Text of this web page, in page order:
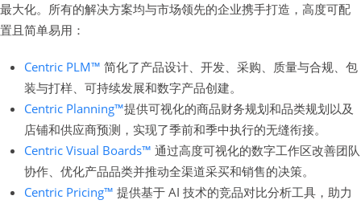
最大化。所有的解决方案均与市场领先的企业携手打造，高度可配
置且简单易用：
Centric PLM™ 简化了产品设计、开发、采购、质量与合规、包
装与打样、可持续发展和数字产品创建。
Centric Planning™提供可视化的商品财务规划和品类规划以及
店铺和供应商预测，实现了季前和季中执行的无缝衔接。
Centric Visual Boards™ 通过高度可视化的数字工作区改善团队
协作、优化产品品类并推动全渠道采买和销售的决策。
Centric Pricing™ 提供基于 AI 技术的竞品对比分析工具，助力